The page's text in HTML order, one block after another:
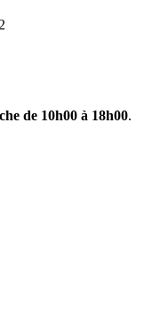
de 10h00 à 18h00.